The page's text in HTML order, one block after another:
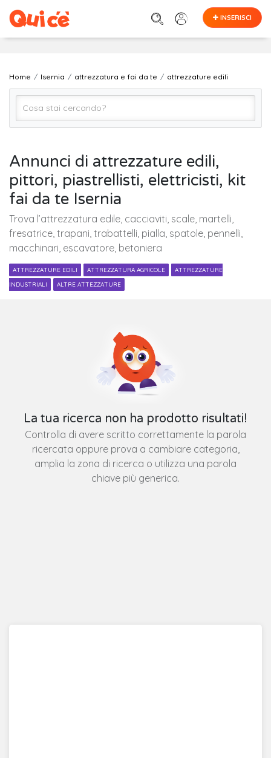
INSERISCI
Home Isernia attrezzatura e fai da te attrezzature edili
Isernia
Cerca
Annunci di attrezzature edili,
pittori, piastrellisti, elettricisti, kit
fai da te Isernia
Trova l’attrezzatura edile, cacciaviti, scale, martelli,
fresatrice, trapani, trabattelli, pialla, spatole, pennelli,
macchinari, escavatore, betoniera
ATTREZZATURE EDILI ATTREZZATURA AGRICOLE
ATTREZZATURE
INDUSTRIALI
ALTRE ATTEZZATURE
La tua ricerca non ha prodotto risultati!
Controlla di avere scritto correttamente la parola
ricercata oppure prova a cambiare categoria,
amplia la zona di ricerca o utilizza una parola
chiave più generica.